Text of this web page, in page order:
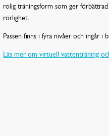
rolig träningsform som ger
rörlighet.
Passen finns i fyra nivåer och ingår i
Läs mer om virtuell vattenträning